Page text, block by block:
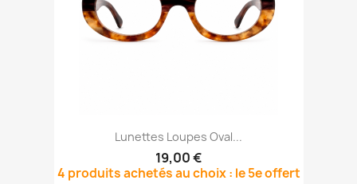
Lunettes Loupes Oval...
19,00 €
4 produits achetés au choix : le 5e offert